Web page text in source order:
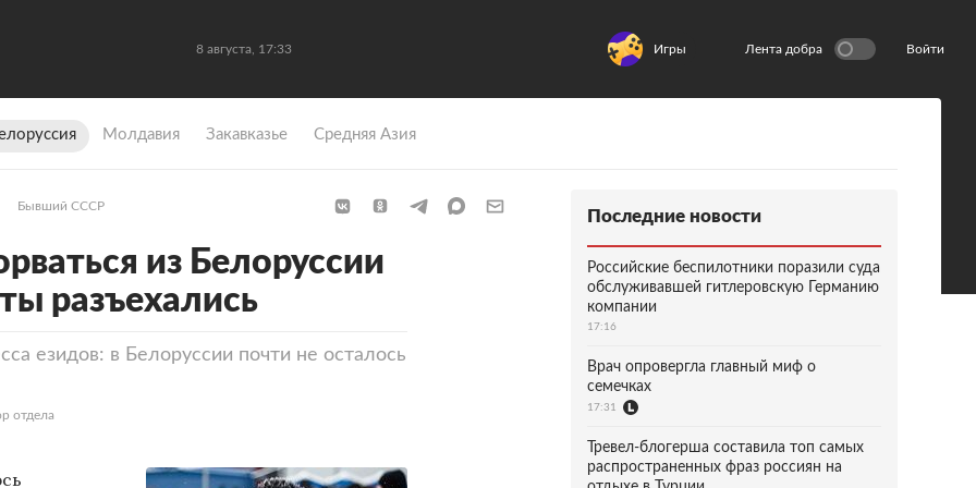
8 августа, 17:33 Игры Лента добра Войти
Молдавия Закавказье Средняя Азия
Бывший СССР
из Белоруссии
разъехались
езидов: в Белоруссии почти не осталось
отдела
Последние новости
Российские беспилотники поразили суда
обслуживавшей гитлеровскую Германию
компании
17:16
Врач опровергла главный миф о
семечках
17:31
Тревел-блогерша составила топ самых
распространенных фраз россиян на